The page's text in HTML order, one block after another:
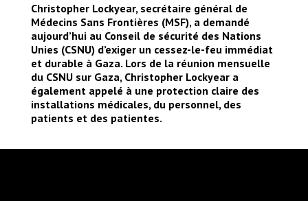
Christopher Lockyear, secrétaire général de
Médecins Sans Frontières (MSF), a demandé
aujourd’hui au Conseil de sécurité des Nations
Unies (CSNU) d’exiger un cessez-le-feu immédiat
et durable à Gaza. Lors de la réunion mensuelle
du CSNU sur Gaza, Christopher Lockyear a
également appelé à une protection claire des
installations médicales, du personnel, des
patients et des patientes.